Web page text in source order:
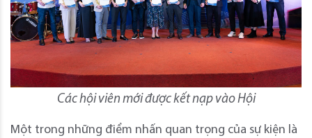
Các hội viên mới được kết nạp vào Hội
Một trong những điểm nhấn quan trọng của sự kiện là